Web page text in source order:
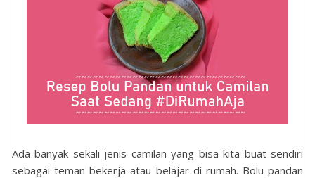
Ada banyak sekali jenis camilan yang bisa kita buat sendiri
sebagai teman bekerja atau belajar di rumah. Bolu pandan